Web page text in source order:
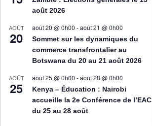
août 2026
AOÛT
20
août 20 @ 0h00 -août 21 @ 0h00
Sommet sur les dynamiques du
commerce transfrontalier au
Botswana du 20 au 21 août 2026
AOÛT
25
août 25 @ 0h00 -août 28 @ 0h00
Kenya – Éducation : Nairobi
accueille la 2e Conférence de l’EAC
du 25 au 28 août